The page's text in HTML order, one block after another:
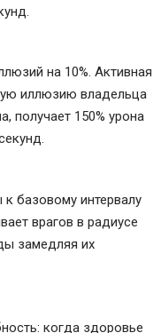
на 10%. Активная
иллюзию владельца
получает 150% урона
к базовому интервалу
врагов в радиусе
замедляя их
когда здоровье